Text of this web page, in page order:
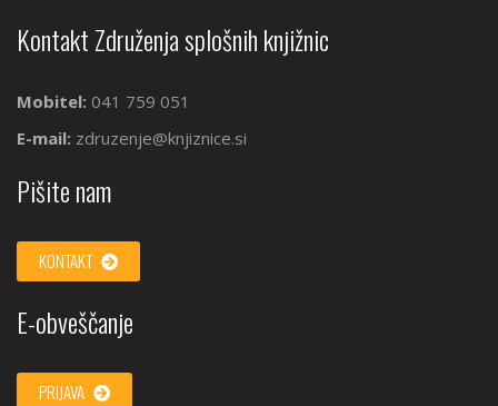
Kontakt Združenja splošnih knjižnic
Mobitel: 041 759 051
E-mail: zdruzenje@knjiznice.si
Pišite nam
KONTAKT
E-obveščanje
PRIJAVA